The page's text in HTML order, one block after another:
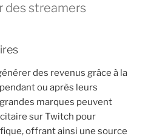
des streamers
des revenus grâce à la
ou après leurs
marques peuvent
sur Twitch pour
offrant ainsi une source